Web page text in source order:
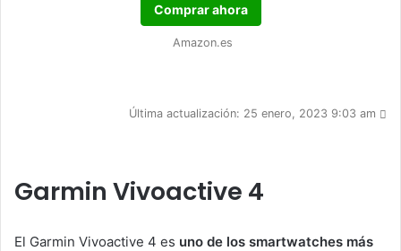
Comprar ahora
Amazon.es
Última actualización: 25 enero, 2023 9:03 am
Garmin Vivoactive 4
El Garmin Vivoactive 4 es uno de los smartwatches más